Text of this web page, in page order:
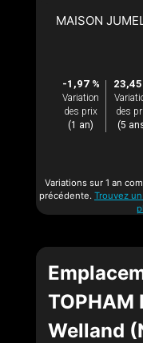
MAISON
-1,97 %
Variation
des prix
(1 an)
23,45
des
(5
Variations sur 1 an
précédente. Trouvez
TOPHAM
Welland